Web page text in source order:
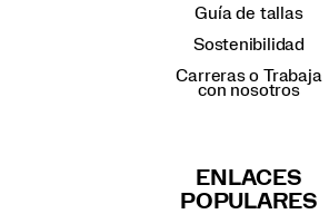
Guía de tallas
Sostenibilidad
Carreras o Trabaja
con nosotros
ENLACES
POPULARES